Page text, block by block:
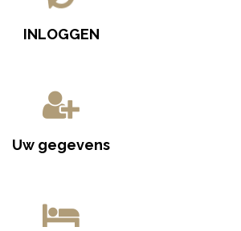
INLOGGEN
Uw gegevens